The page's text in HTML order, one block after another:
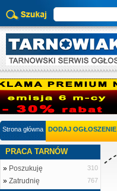
Strona główna DODAJ OGŁOSZENIE
PRACA TARNÓW
» Poszukuję 310
» Zatrudnię 767